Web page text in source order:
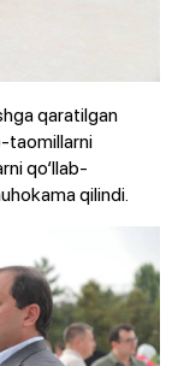
qaratilgan
taomillarni
qo‘llab-
qilindi.